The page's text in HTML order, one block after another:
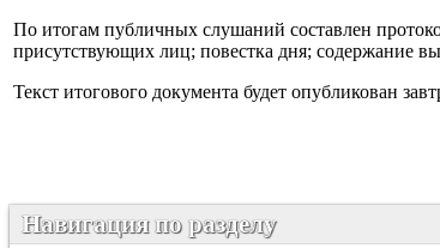
По итогам публичных слушаний составлен
присутствующих лиц; повестка дня; содержание
Текст итогового документа будет опубликован
Навигация по разделу